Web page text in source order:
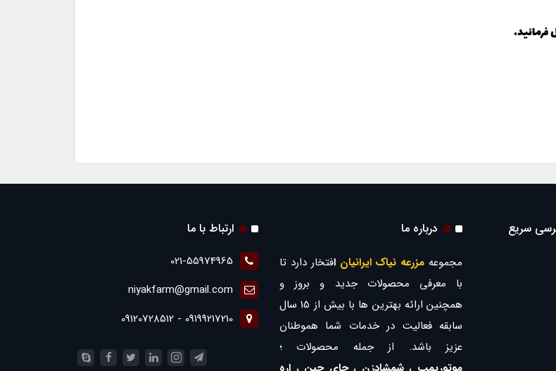
سریع درباره ما
مجموعه مزرعه نیاک ایرانیانافتخار دارد تا
با معرفی محصولات جدید و بروز و
همچنین ارائه بهترین ها با بیش از 15 سال
سابقه فعالیت در خدمات شما هموطنان
عزیز باشد. از جمله محصولات ؛
ارتباط با ما
021-55974965
niyakfarm@gmail.com
09199217210 - 09120728512